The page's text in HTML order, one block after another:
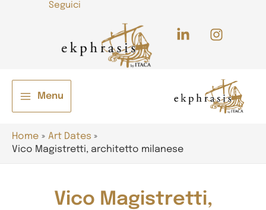
Seguici
Main
Menu
Menu
Home
Art Dates
Vico Magistretti, architetto milanese
Vico Magistretti,